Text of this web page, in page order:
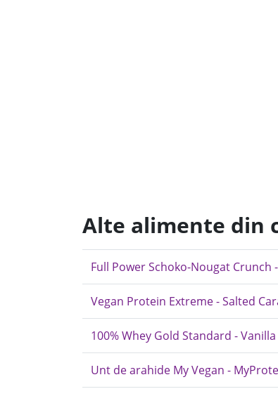
Alte alimente din
Full Power Schoko-Nougat Crunch
Vegan Protein Extreme - Salted
100% Whey Gold Standard -
Unt de arahide My Vegan -